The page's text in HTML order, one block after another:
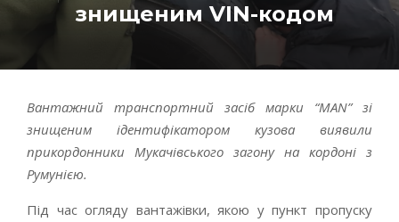
знищеним VIN-кодом
Вантажний транспортний засіб марки “MAN” зі
знищеним ідентифікатором кузова виявили
прикордонники Мукачівського загону на кордоні з
Румунією.
Під час огляду вантажівки, якою у пункт пропуску